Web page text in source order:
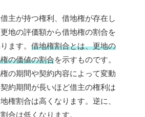
主が持つ権利、借地権が存在し
地の評価額から借地権の割合を
ます。 借地権割合とは、更地の
の価値の割合を示すものです。
の期間や契約内容によって変動
約期間が長いほど借主の権利は
権割合は高くなります。逆に、
合は低くなります。